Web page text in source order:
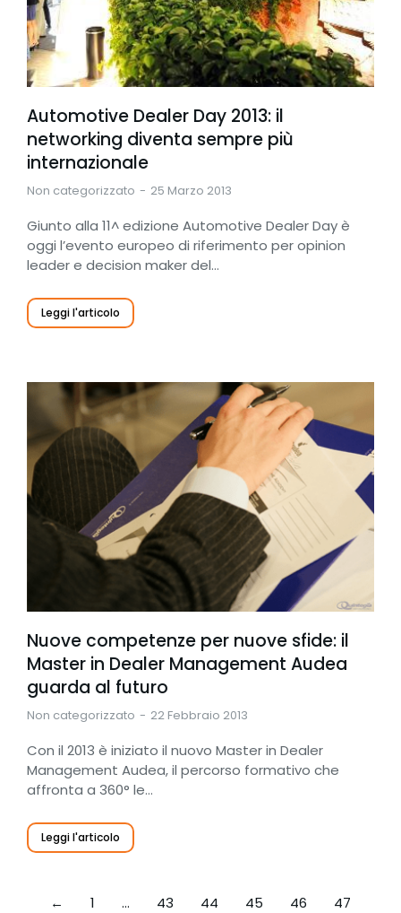
Automotive Dealer Day 2013: il
networking diventa sempre più
internazionale
Non categorizzato 25 Marzo 2013
Giunto alla 11^ edizione Automotive Dealer Day è
oggi l’evento europeo di riferimento per opinion
leader e decision maker del…
Leggi l'articolo
Nuove competenze per nuove sfide: il
Master in Dealer Management Audea
guarda al futuro
Non categorizzato 22 Febbraio 2013
Con il 2013 è iniziato il nuovo Master in Dealer
Management Audea, il percorso formativo che
affronta a 360° le…
Leggi l'articolo
← 1 … 43 44 45 46
47